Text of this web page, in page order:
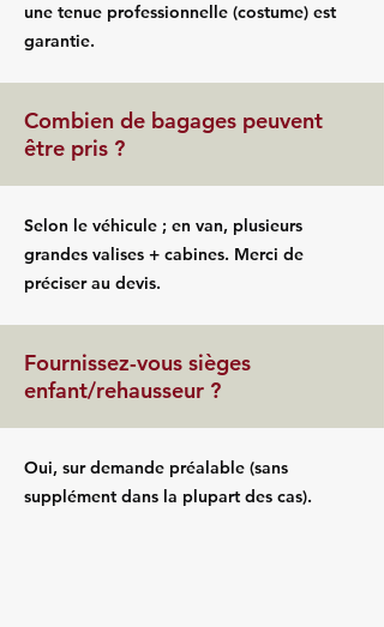
une tenue professionnelle (costume) est
garantie.
Combien de bagages peuvent
être pris ?
Selon le véhicule ; en van, plusieurs
grandes valises + cabines. Merci de
préciser au devis.
Fournissez-vous sièges
enfant/rehausseur ?
Oui, sur demande préalable (sans
supplément dans la plupart des cas).